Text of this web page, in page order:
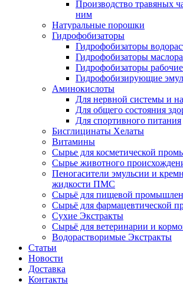
Производство травяных
ним
Натуральные порошки
Гидрофобизаторы
Гидрофобизаторы
Гидрофобизаторы
Гидрофобизаторы
Гидрофобизирующие
Аминокислоты
Для нервной системы и
Для общего состояния
Для спортивного питания
Бисглицинаты Хелаты
Витамины
Сырье для косметической
Сырье животного
Пеногасители эмульсии и
жидкости ПМС
Сырьё для пищевой
Сырьё для фармацевтической
Сухие Экстракты
Сырьё для ветеринарии и
Водорастворимые Экстракты
Статьи
Новости
Доставка
Контакты